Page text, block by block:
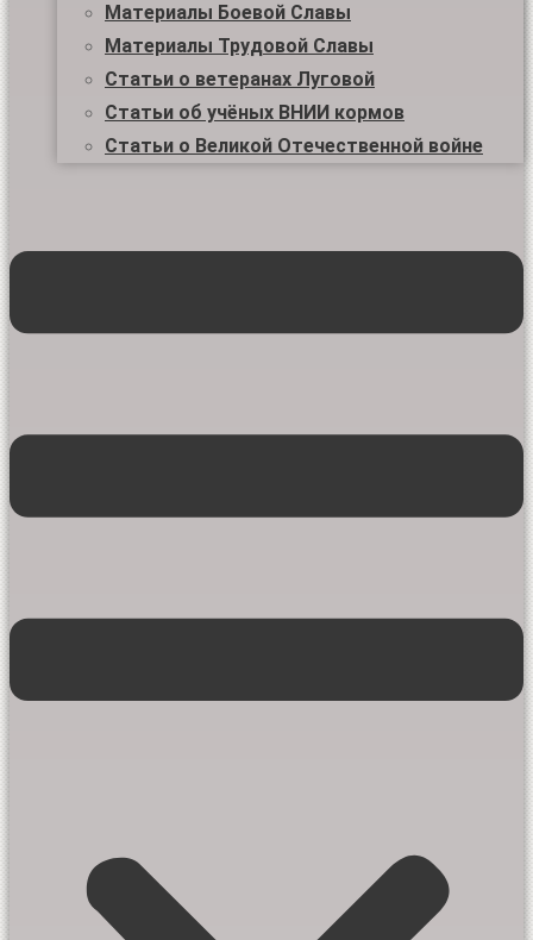
Материалы Боевой Славы
Материалы Трудовой Славы
Статьи о ветеранах Луговой
Статьи об учёных ВНИИ кормов
Статьи о Великой Отечественной войне